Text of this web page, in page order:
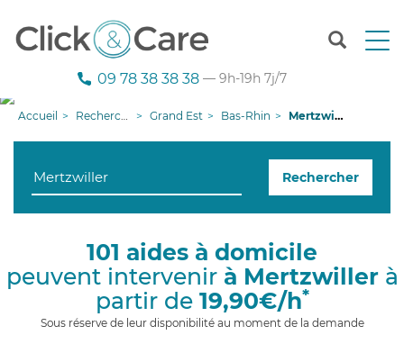
T
n
g
i
09 78 38 38 38 — 9h-19h 7j/7
Accueil Recherche aide à domicile Grand Est Bas-Rhin Mertzwiller
Rechercher
101 aides à domicile
peuvent intervenir à Mertzwillerà
partir de 19,90€/h*
Sous réserve de leur disponibilité au moment de la demande